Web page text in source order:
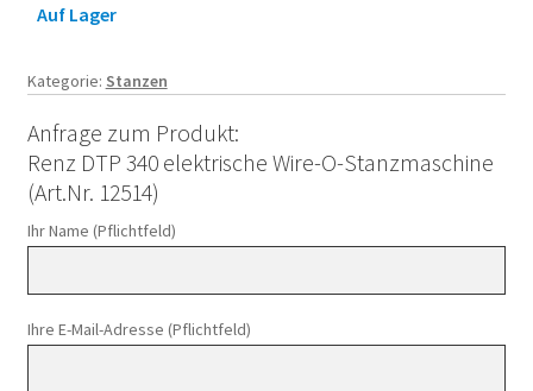
Auf Lager
Kategorie: Stanzen
Anfrage zum Produkt:
Renz DTP 340 elektrische Wire-O-Stanzmaschine
(Art.Nr. 12514)
Ihr Name (Pflichtfeld)
Ihre E-Mail-Adresse (Pflichtfeld)